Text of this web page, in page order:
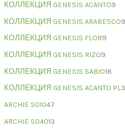
КОЛЛЕКЦИЯ GENESIS ACANTO9
КОЛЛЕКЦИЯ GENESIS ARABESCO9
КОЛЛЕКЦИЯ GENESIS FLOR9
КОЛЛЕКЦИЯ GENESIS RIZO9
КОЛЛЕКЦИЯ GENESIS SABIO18
КОЛЛЕКЦИЯ GENESIS ACANTO PL3
ARCHIE S01047
ARCHIE S04013